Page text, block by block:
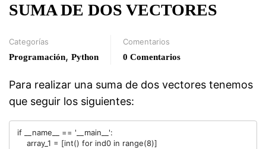
SUMA DE DOS VECTORES
Categorías
Programación, Python
Comentarios
0 Comentarios
Para realizar una suma de dos vectores tenemos
que seguir los siguientes:
if __name__ == '__main__':